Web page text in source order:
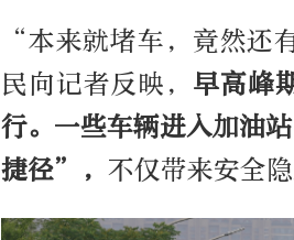
“本来就堵车，竟然还
民向记者反映， 早高峰
行。一些车辆进入加油
捷径”， 不仅带来安全